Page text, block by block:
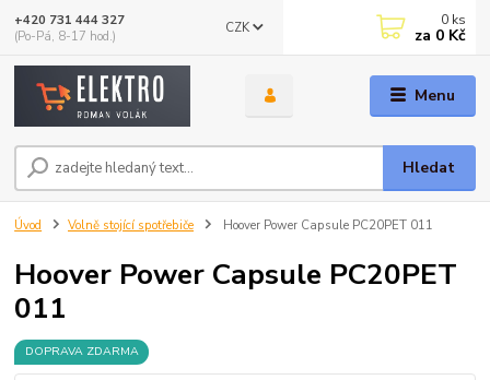
Menu
CZK
Hledat
+420 731 444 327
(Po-Pá, 8-17 hod.)
0 ks
za 0 Kč
Úvod Volně stojící spotřebiče Hoover Power Capsule PC20PET 011
Hoover Power Capsule PC20PET
011
DOPRAVA ZDARMA